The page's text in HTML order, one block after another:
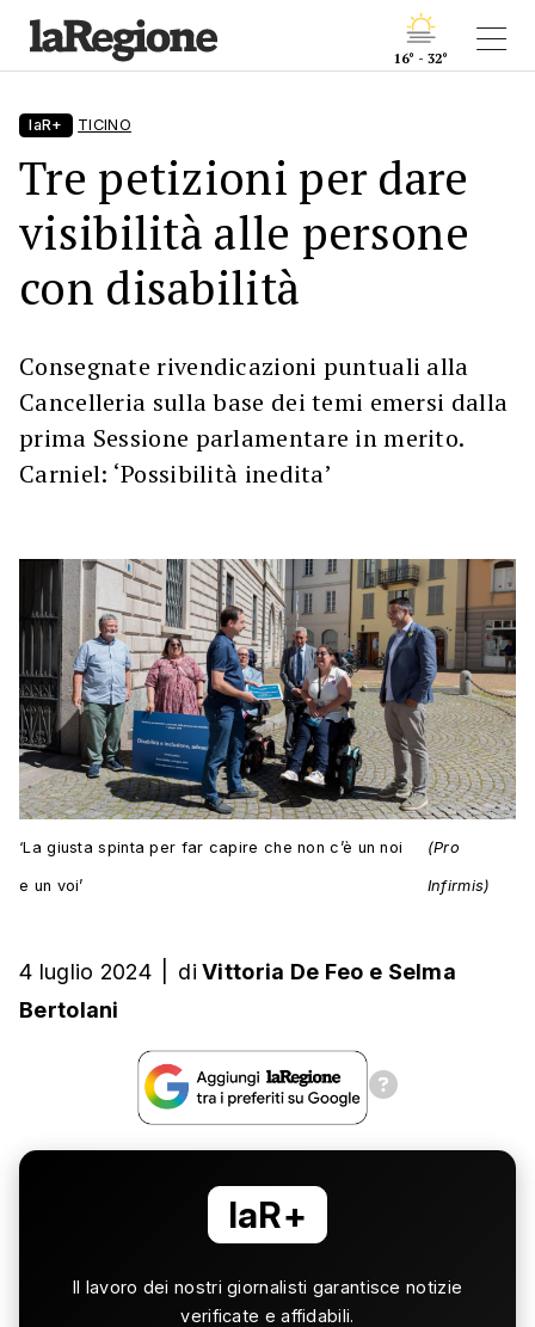
16° - 32°
laR+ TICINO
Tre petizioni per dare
visibilità alle persone
con disabilità
Consegnate rivendicazioni puntuali alla
Cancelleria sulla base dei temi emersi dalla
prima Sessione parlamentare in merito.
Carniel: ‘Possibilità inedita’
‘La giusta spinta per far capire che non c’è un noi
e un voi’
(Pro
Infirmis)
4 luglio 2024 di Vittoria De Feo e Selma
Bertolani
laR+
Il lavoro dei nostri giornalisti garantisce notizie
verificate e affidabili.